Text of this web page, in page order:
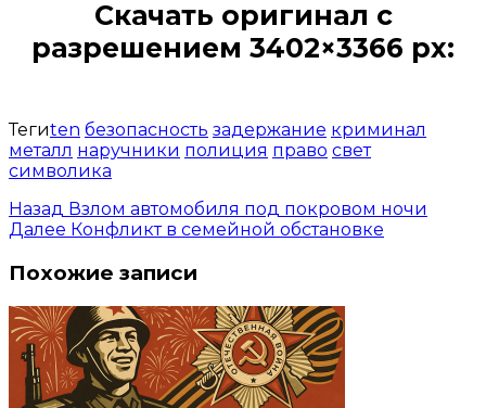
Скачать оригинал с
разрешением 3402×3366 px:
Тегиten безопасность задержание криминал
металл наручники полиция право свет
символика
Назад Взлом автомобиля под покровом ночи
Далее Конфликт в семейной обстановке
Похожие записи